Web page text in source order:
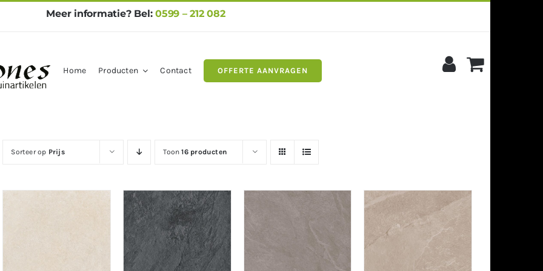
Meer informatie? Bel:0599 – 212 082
Home Producten Contact OFFERTE AANVRAGEN
Sorteer op Prijs Toon16 producten